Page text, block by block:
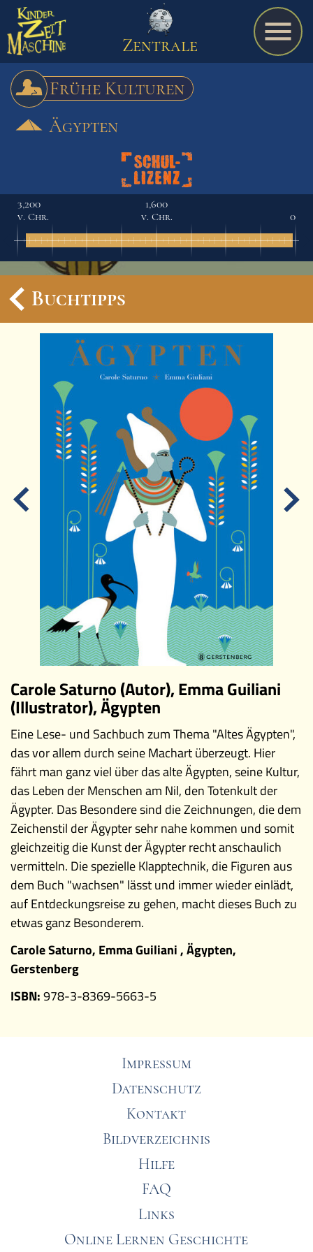
Spiel
A bis Z
Termine
Schulmaterialien
Zentrale
Frühe Kulturen
Ägypten
3,200
v. Chr.
1,600
v. Chr.
0
Ereignisse
Lucys Wissensbox
Karte
Quiz
Videos
Memospiel
Mach mit!
Buchtipps
Schulmaterialien
Museen
Buchtipps
Carole Saturno (Autor), Emma Guiliani
(Illustrator), Ägypten
Eine Lese- und Sachbuch zum Thema "Altes Ägypten",
das vor allem durch seine Machart überzeugt. Hier
fährt man ganz viel über das alte Ägypten, seine Kultur,
das Leben der Menschen am Nil, den Totenkult der
Ägypter. Das Besondere sind die Zeichnungen, die dem
Zeichenstil der Ägypter sehr nahe kommen und somit
gleichzeitig die Kunst der Ägypter recht anschaulich
vermitteln. Die spezielle Klapptechnik, die Figuren aus
dem Buch "wachsen" lässt und immer wieder einlädt,
auf Entdeckungsreise zu gehen, macht dieses Buch zu
etwas ganz Besonderem.
Carole Saturno, Emma Guiliani , Ägypten,
Gerstenberg
ISBN:978-3-8369-5663-5
Impressum
Datenschutz
Kontakt
Bildverzeichnis
Hilfe
FAQ
Links
Online Lernen Geschichte